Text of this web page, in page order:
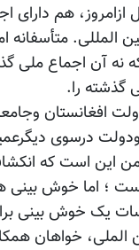
9 سال قبل ازامروز، هم
المللی. متأسفانه
نه آن اجماع ملی
گذشته را.
افغانستان
درسوی
این است که
؛ اما خوش بینی
یک خوش بینی
خواهان